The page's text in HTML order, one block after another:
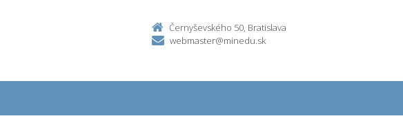
Černyševského 50, Bratislava
webmaster@minedu.sk